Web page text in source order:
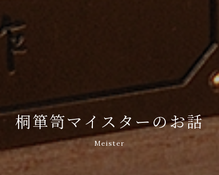
桐箪笥マイスターのお話
Meister